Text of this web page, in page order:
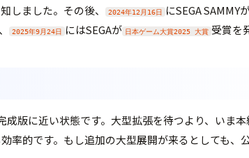
しました。その後、 2024年12月16日 にSEGA SAMMY
2025年9月24日 にはSEGAが 日本ゲーム大賞2025 大賞 受賞を
版に近い状態です。大型拡張を待つより、いま
的です。もし追加の大型展開が来るとしても、